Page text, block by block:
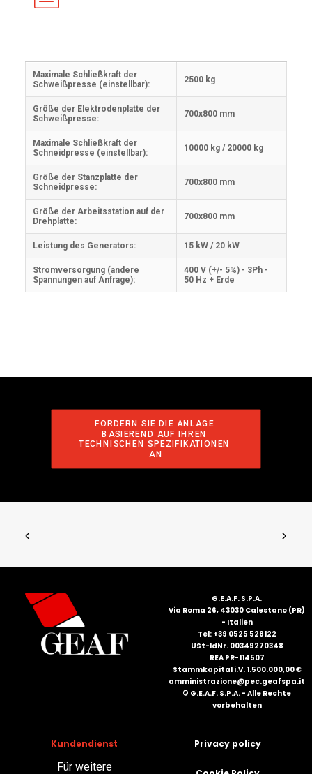
Maximale Schließkraft der
Schweißpresse (einstellbar):
2500 kg
Größe der Elektrodenplatte der
Schweißpresse:
700x800 mm
Maximale Schließkraft der
Schneidpresse (einstellbar):
10000 kg / 20000 kg
Größe der Stanzplatte der
Schneidpresse:
700x800 mm
Größe der Arbeitsstation auf der
Drehplatte:
700x800 mm
Leistung des Generators: 15 kW / 20 kW
Stromversorgung (andere
Spannungen auf Anfrage):
400 V (+/- 5%) - 3Ph -
50 Hz + Erde
FORDERN SIE DIE ANLAGE
BASIEREND AUF IHREN
TECHNISCHEN SPEZIFIKATIONEN
AN
G.E.A.F. S.P.A.
Via Roma 26, 43030 Calestano (PR)
- Italien
Tel: +39 0525 528122
USt-IdNr. 00349270348
REA PR-114507
Stammkapital i.V. 1.500.000,00 €
amministrazione@pec.geafspa.it
© G.E.A.F. S.P.A. - Alle Rechte
vorbehalten
Kundendienst
Für weitere
Privacy policy